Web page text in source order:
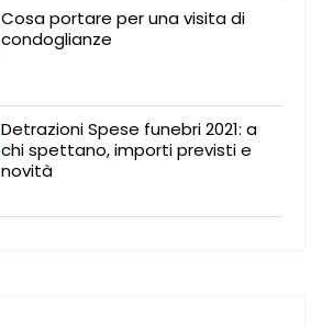
Cosa portare per una visita di
condoglianze
Detrazioni Spese funebri 2021: a
chi spettano, importi previsti e
novità